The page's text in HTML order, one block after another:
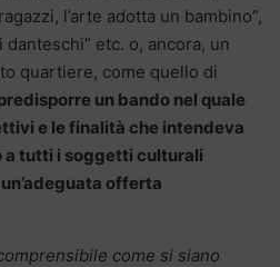
l’arte adotta un bambino”,
etc. o, ancora, un
quartiere, come quello di
un bando nel quale
e le finalità che intendeva
a tutti i soggetti culturali
offerta
come si siano